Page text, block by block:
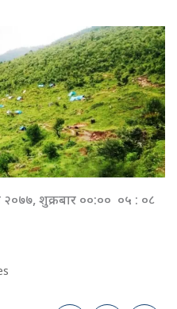
२०७७, शुक्रबार ००:०० ०५ : ०८